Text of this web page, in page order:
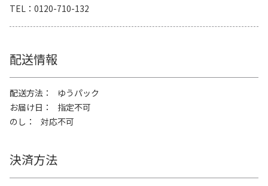
TEL
0120-710-132
配送情報
配送方法
ゆうパック
お届け日
指定不可
のし
対応不可
決済方法